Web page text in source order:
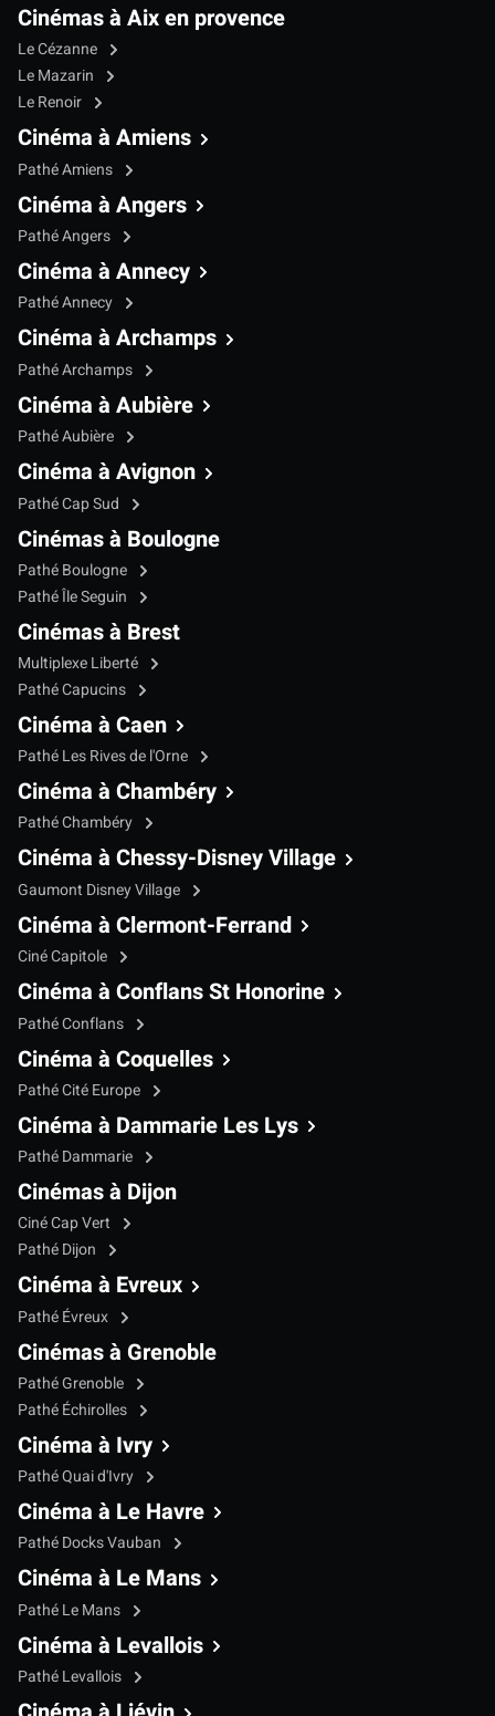
Cinémas à Aix en provence
Le Cézanne
Le Mazarin
Le Renoir
Cinéma à Amiens
Pathé Amiens
Cinéma à Angers
Pathé Angers
Cinéma à Annecy
Pathé Annecy
Cinéma à Archamps
Pathé Archamps
Cinéma à Aubière
Pathé Aubière
Cinéma à Avignon
Pathé Cap Sud
Cinémas à Boulogne
Pathé Boulogne
Pathé Île Seguin
Cinémas à Brest
Multiplexe Liberté
Pathé Capucins
Cinéma à Caen
Pathé Les Rives de l'Orne
Cinéma à Chambéry
Pathé Chambéry
Cinéma à Chessy-Disney Village
Gaumont Disney Village
Cinéma à Clermont-Ferrand
Ciné Capitole
Cinéma à Conflans St Honorine
Pathé Conflans
Cinéma à Coquelles
Pathé Cité Europe
Cinéma à Dammarie Les Lys
Pathé Dammarie
Cinémas à Dijon
Ciné Cap Vert
Pathé Dijon
Cinéma à Evreux
Pathé Évreux
Cinémas à Grenoble
Pathé Grenoble
Pathé Échirolles
Cinéma à Ivry
Pathé Quai d'Ivry
Cinéma à Le Havre
Pathé Docks Vauban
Cinéma à Le Mans
Pathé Le Mans
Cinéma à Levallois
Pathé Levallois